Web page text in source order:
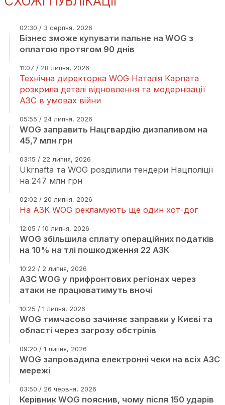
02:30 / 3 серпня, 2026
Бізнес зможе купувати пальне на WOG з
оплатою протягом 90 днів
11:07 / 28 липня, 2026
Технічна директорка WOG Наталія Карпата
розкрила деталі відновлення та модернізації
АЗС в умовах війни
05:55 / 24 липня, 2026
WOG заправить Нацгвардію дизпаливом на
45,7 млн грн
03:15 / 22 липня, 2026
Ukrnafta та WOG розділили тендери Нацполіції
на 247 млн грн
02:02 / 20 липня, 2026
На АЗК WOG рекламують ще один хот-дог
12:05 / 10 липня, 2026
WOG збільшила сплату операційних податків
на 10% на тлі пошкодження 22 АЗК
10:22 / 2 липня, 2026
АЗС WOG у прифронтових регіонах через
атаки не працюватимуть вночі
10:25 / 1 липня, 2026
WOG тимчасово зачиняє заправки у Києві та
області через загрозу обстрілів
09:20 / 1 липня, 2026
WOG запровадила електронні чеки на всіх АЗС
мережі
03:50 / 26 червня, 2026
Керівник WOG пояснив, чому після 150 ударів